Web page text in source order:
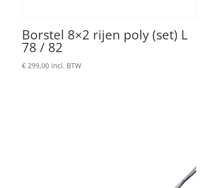
Borstel 8×2 rijen poly (set) L
78 / 82
€299,00 incl. BTW